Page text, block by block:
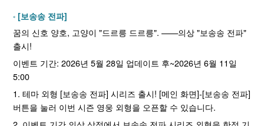
[보송송 전파]
꿈의 신호 양호, 고양이 "드르릉 드르릉". ——의상 "보송송 전파"
출시!
이벤트 기간: 2026년 5월 28일 업데이트 후~2026년 6월 11일
5:00
1. 테마 외형 [보송송 전파] 시리즈 출시! [메인 화면]-[보송송 전파]
버튼을 눌러 이번 시즌 영웅 외형을 오픈할 수 있습니다.